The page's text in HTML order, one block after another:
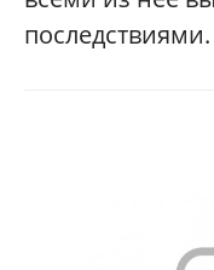
последствиями.